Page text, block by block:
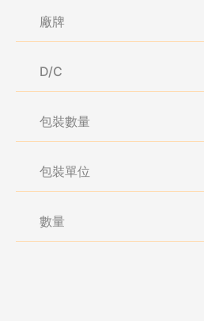
廠牌
D/C
包裝數量
包裝單位
數量